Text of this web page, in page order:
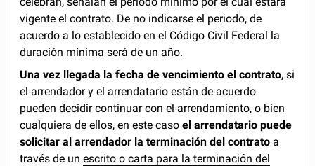
vigente el contrato. De no indicarse el periodo, de
acuerdo a lo establecido en el Código Civil Federal la
duración mínima será de un año.
Una vez llegada la fecha de vencimiento el contrato, si
el arrendador y el arrendatario están de acuerdo
pueden decidir continuar con el arrendamiento, o bien
cualquiera de ellos, en este casoel arrendatario puede
solicitar al arrendador la terminación del contrato a
través de unescrito o carta para la terminación del